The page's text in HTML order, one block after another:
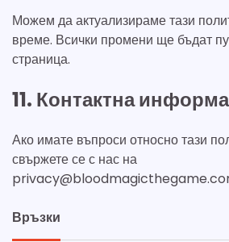
Можем да актуализираме тази
време. Всички промени ще бъдат
страница.
11. Контактна
Ако имате въпроси относно тази
свържете се с нас на
Връзки